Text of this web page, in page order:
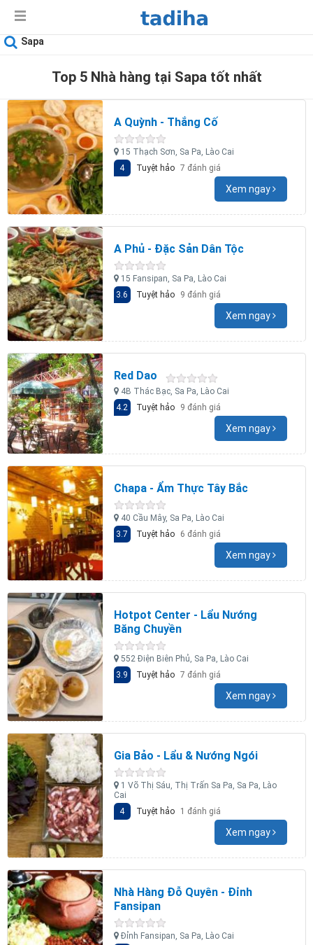
Sapa
Top 5 Nhà hàng tại Sapa tốt nhất
A Quỳnh - Thắng Cố
15 Thạch Sơn, Sa Pa, Lào Cai
Tuyệt hảo 7 đánh giá
4
Xem ngay
A Phủ - Đặc Sản Dân Tộc
15 Fansipan, Sa Pa, Lào Cai
Tuyệt hảo
9 đánh giá
3.6
Xem ngay
Red Dao
4B Thác Bạc, Sa Pa, Lào Cai
Tuyệt hảo
9 đánh giá
4.2
Xem ngay
Chapa - Ẩm Thực Tây Bắc
40 Cầu Mây, Sa Pa, Lào Cai
Tuyệt hảo
6 đánh giá
3.7
Xem ngay
Hotpot Center - Lẩu Nướng
Băng Chuyền
552 Điện Biên Phủ, Sa Pa, Lào Cai
Tuyệt hảo 7 đánh giá
3.9
Xem ngay
Gia Bảo - Lẩu & Nướng Ngói
1 Võ Thị Sáu, Thị Trấn Sa Pa, Sa Pa, Lào
Cai
Tuyệt hảo
1 đánh giá
4
Xem ngay
Nhà Hàng Đỗ Quyên - Đỉnh
Fansipan
Đỉnh Fansipan, Sa Pa, Lào Cai